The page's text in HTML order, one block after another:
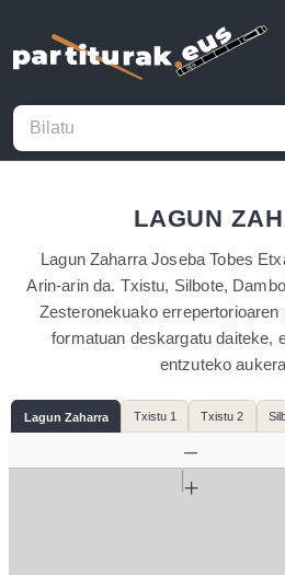
LAGUN
Lagun Zaharra Joseba Tobes
Arin-arin da. Txistu, Silbote,
Zesteronekuako
formatuan deskargatu daiteke,
entzuteko
Lagun Zaharra Txistu 1 Txistu 2